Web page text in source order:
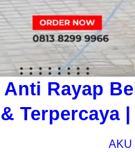
Anti Rayap
& Terpercaya
AKU